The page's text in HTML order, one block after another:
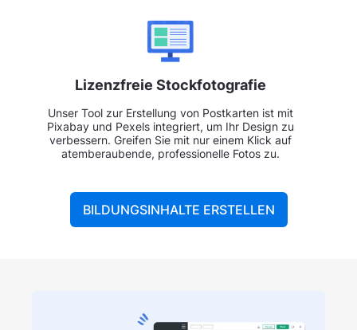
Lizenzfreie Stockfotografie
Unser Tool zur Erstellung von Postkarten ist mit
Pixabay und Pexels integriert, um Ihr Design zu
verbessern. Greifen Sie mit nur einem Klick auf
atemberaubende, professionelle Fotos zu.
BILDUNGSINHALTE ERSTELLEN